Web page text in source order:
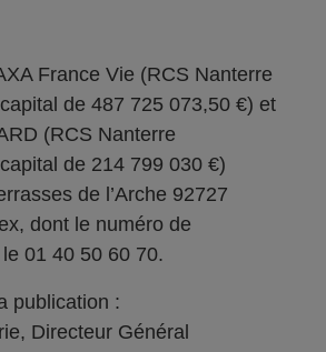
France Vie (RCS Nanterre
de 487 725 073,50 €) et
(RCS Nanterre
de 214 799 030 €)
de l’Arche 92727
dont le numéro de
01 40 50 60 70.
publication :
Directeur Général